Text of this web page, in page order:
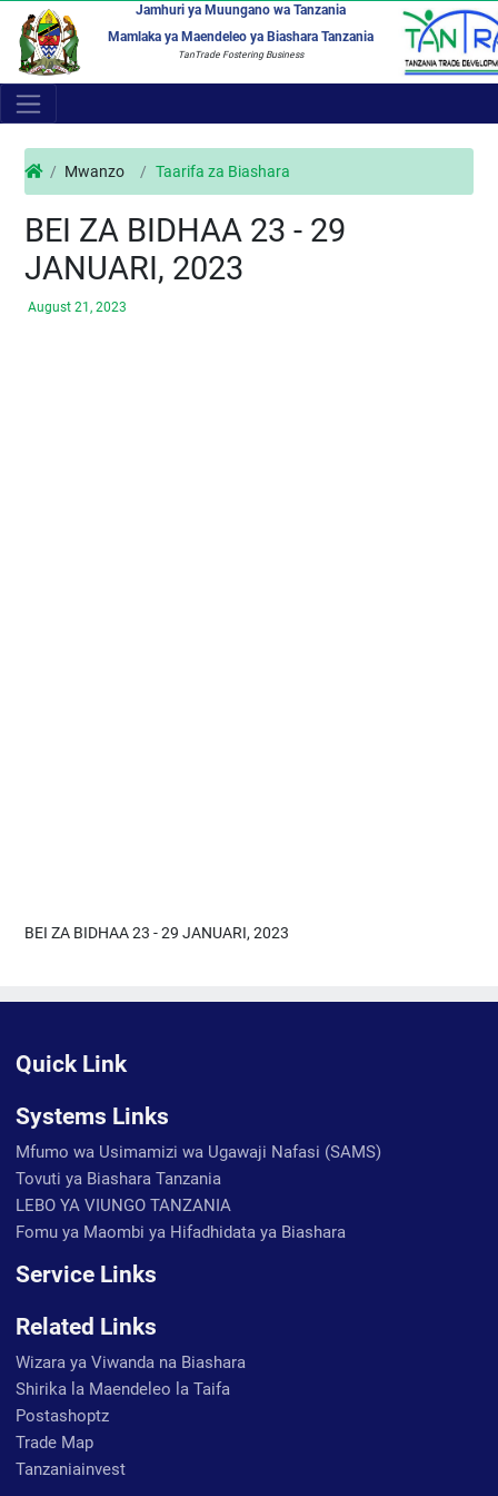
Jamhuri ya Muungano wa Tanzania
Mamlaka ya Maendeleo ya Biashara Tanzania
TanTrade Fostering Business
Mwanzo Taarifa za Biashara
BEI ZA BIDHAA 23 - 29
JANUARI, 2023
August 21, 2023
BEI ZA BIDHAA 23 - 29 JANUARI, 2023
Quick Link
Systems Links
Mfumo wa Usimamizi wa Ugawaji Nafasi (SAMS)
Tovuti ya Biashara Tanzania
LEBO YA VIUNGO TANZANIA
Fomu ya Maombi ya Hifadhidata ya Biashara
Service Links
Related Links
Wizara ya Viwanda na Biashara
Shirika la Maendeleo la Taifa
Postashoptz
Trade Map
Tanzaniainvest